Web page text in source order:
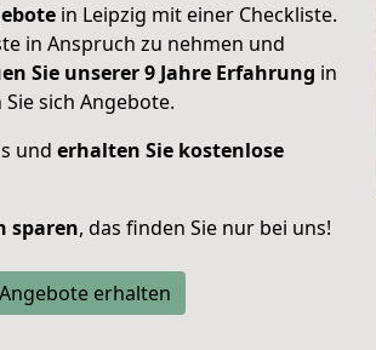
in Leipzig mit einer Checkliste.
in Anspruch zu nehmen und
Sie unserer 9 Jahre Erfahrung in
sich Angebote.
und erhalten Sie kostenlose
sparen, das finden Sie nur bei uns!
erhalten